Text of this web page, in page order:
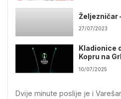
Željezničar
27/07/2023
Kladionice
Kopru na
10/07/2025
Dvije minute poslije je i